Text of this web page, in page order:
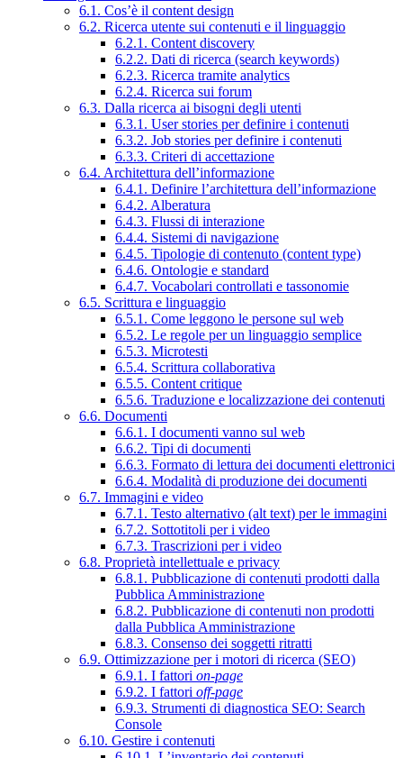
6.1. Cos’è il content design
6.2. Ricerca utente sui contenuti e il linguaggio
6.2.1. Content discovery
6.2.2. Dati di ricerca (search keywords)
6.2.3. Ricerca tramite analytics
6.2.4. Ricerca sui forum
6.3. Dalla ricerca ai bisogni degli utenti
6.3.1. User stories per definire i contenuti
6.3.2. Job stories per definire i contenuti
6.3.3. Criteri di accettazione
6.4. Architettura dell’informazione
6.4.1. Definire l’architettura dell’informazione
6.4.2. Alberatura
6.4.3. Flussi di interazione
6.4.4. Sistemi di navigazione
6.4.5. Tipologie di contenuto (content type)
6.4.6. Ontologie e standard
6.4.7. Vocabolari controllati e tassonomie
6.5. Scrittura e linguaggio
6.5.1. Come leggono le persone sul web
6.5.2. Le regole per un linguaggio semplice
6.5.3. Microtesti
6.5.4. Scrittura collaborativa
6.5.5. Content critique
6.5.6. Traduzione e localizzazione dei contenuti
6.6. Documenti
6.6.1. I documenti vanno sul web
6.6.2. Tipi di documenti
6.6.3. Formato di lettura dei documenti elettronici
6.6.4. Modalità di produzione dei documenti
6.7. Immagini e video
6.7.1. Testo alternativo (alt text) per le immagini
6.7.2. Sottotitoli per i video
6.7.3. Trascrizioni per i video
6.8. Proprietà intellettuale e privacy
6.8.1. Pubblicazione di contenuti prodotti dalla
Pubblica Amministrazione
6.8.2. Pubblicazione di contenuti non prodotti
dalla Pubblica Amministrazione
6.8.3. Consenso dei soggetti ritratti
6.9. Ottimizzazione per i motori di ricerca (SEO)
6.9.1. I fattori on-page
6.9.2. I fattori off-page
6.9.3. Strumenti di diagnostica SEO: Search
Console
6.10. Gestire i contenuti